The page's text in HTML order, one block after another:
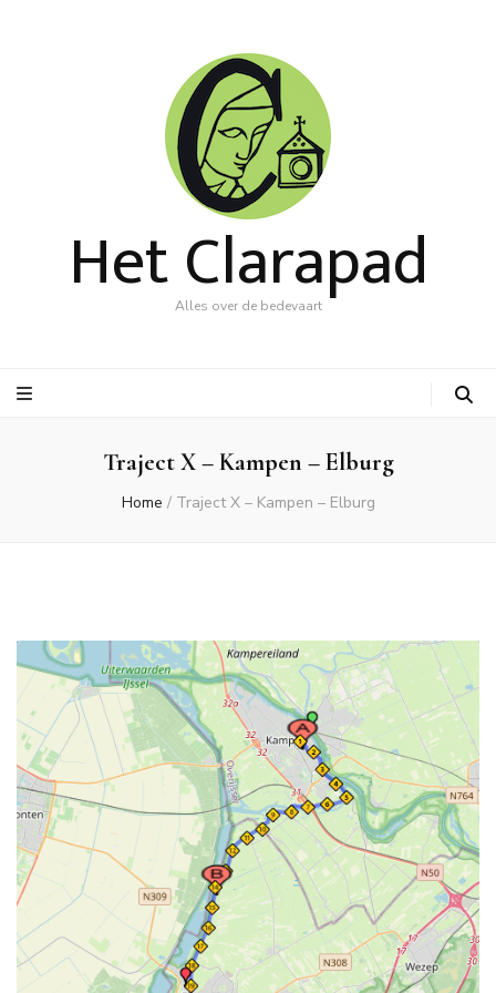
Het Clarapad
Alles over de bedevaart
Traject X – Kampen – Elburg
Home / Traject X – Kampen – Elburg